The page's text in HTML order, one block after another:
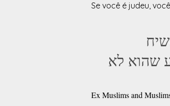
Se você é judeu,
שהוא לא
Ex Muslims and